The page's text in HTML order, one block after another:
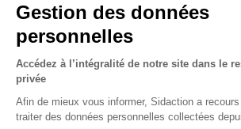
Gestion des données
personnelles
Accédez à l’intégralité de notre site dans le
privée
Afin de mieux vous informer, Sidaction a
traiter des données personnelles collectées
Newsletter
Nous suivre sur les réseaux :